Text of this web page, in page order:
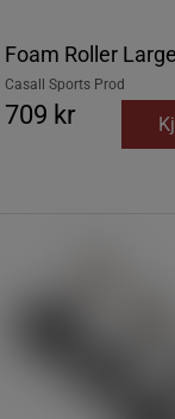
Foam Roller
Casall Sports Prod
709 kr